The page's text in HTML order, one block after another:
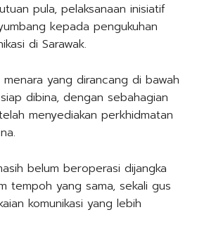
pula, pelaksanaan inisiatif
kepada pengukuhan
di Sarawak.
yang dirancang di bawah
dibina, dengan sebahagian
menyediakan perkhidmatan
belum beroperasi dijangka
tempoh yang sama, sekali gus
komunikasi yang lebih